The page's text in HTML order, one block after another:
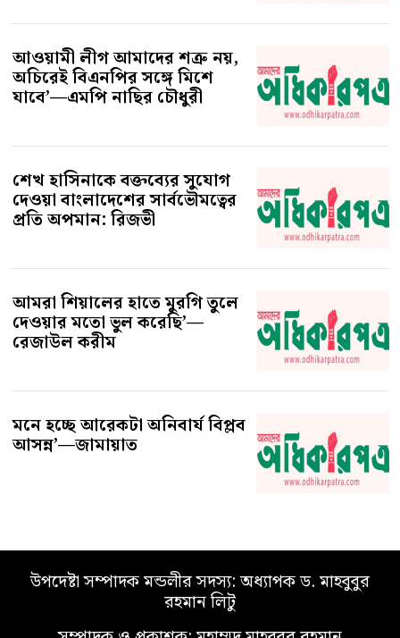
আওয়ামী লীগ আমাদের শত্রু নয়,
অচিরেই বিএনপির সঙ্গে মিশে
যাবে’—এমপি নাছির চৌধুরী
শেখ হাসিনাকে বক্তব্যের সুযোগ
দেওয়া বাংলাদেশের সার্বভৌমত্বের
প্রতি অপমান: রিজভী
আমরা শিয়ালের হাতে মুরগি তুলে
দেওয়ার মতো ভুল করেছি’—
রেজাউল করীম
মনে হচ্ছে আরেকটা অনিবার্য বিপ্লব
আসন্ন’—জামায়াত
উপদেষ্টা সম্পাদক মন্ডলীর সদস্য: অধ্যাপক ড. মাহবুবুর
রহমান লিটু